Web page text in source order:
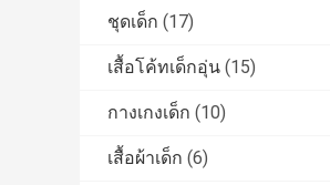
ชุดเด็ก (17)
เสื้อโค้ทเด็กอุ่น (15)
กางเกงเด็ก (10)
เสื้อผ้าเด็ก (6)